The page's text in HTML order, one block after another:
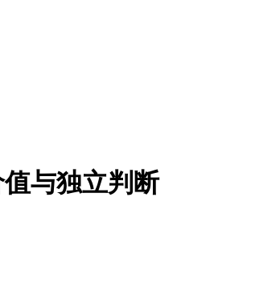
与独立判断